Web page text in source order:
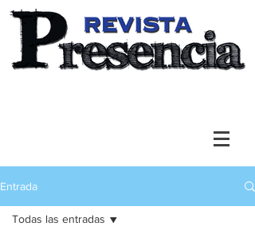
Entrada
Todas las entradas